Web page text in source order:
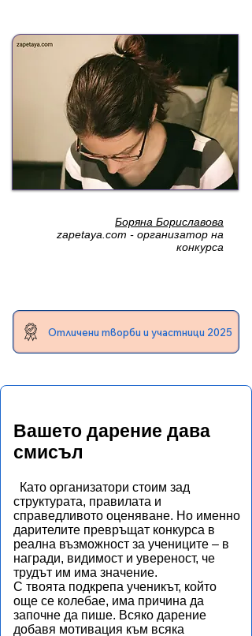
Боряна Бориславова
zapetaya.com - организатор на
конкурса
Отличени творби и участници 2025
Вашето дарение дава
смисъл
Като организатори стоим зад
структурата, правилата и
справедливото оценяване. Но именно
дарителите превръщат конкурса в
реална възможност за учениците – в
награди, видимост и увереност, че
трудът им има значение.
С твоята подкрепа ученикът, който
още се колебае, има причина да
започне да пише. Всяко дарение
добавя мотивация към всяка